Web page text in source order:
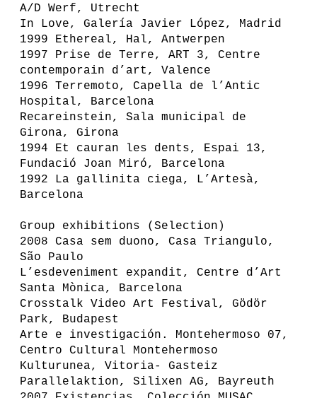
A/D Werf, Utrecht
In Love, Galería Javier López, Madrid
1999 Ethereal, Hal, Antwerpen
1997 Prise de Terre, ART 3, Centre
contemporain d’art, Valence
1996 Terremoto, Capella de l’Antic
Hospital, Barcelona
Recareinstein, Sala municipal de
Girona, Girona
1994 Et cauran les dents, Espai 13,
Fundació Joan Miró, Barcelona
1992 La gallinita ciega, L’Artesà,
Barcelona
Group exhibitions (Selection)
2008 Casa sem duono, Casa Triangulo,
São Paulo
L’esdeveniment expandit, Centre d’Art
Santa Mònica, Barcelona
Crosstalk Video Art Festival, Gödör
Park, Budapest
Arte e investigación. Montehermoso 07,
Centro Cultural Montehermoso
Kulturunea, Vitoria- Gasteiz
Parallelaktion, Silixen AG, Bayreuth